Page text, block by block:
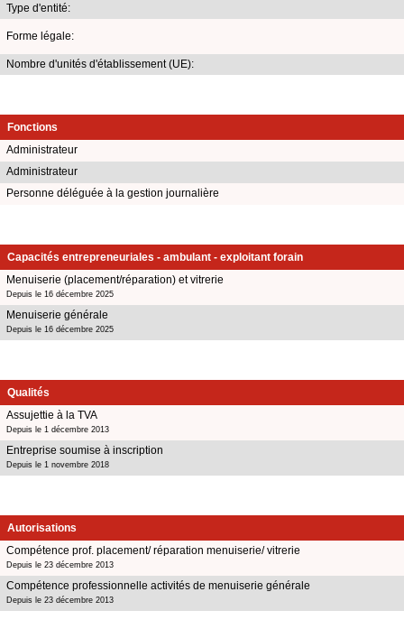
Type d'entité:
Forme légale:
Nombre d'unités d'établissement (UE):
Fonctions
Administrateur
Administrateur
Personne déléguée à la gestion journalière
Capacités entrepreneuriales - ambulant - exploitant forain
Menuiserie (placement/réparation) et vitrerie
Depuis le 16 décembre 2025
Menuiserie générale
Depuis le 16 décembre 2025
Qualités
Assujettie à la TVA
Depuis le 1 décembre 2013
Entreprise soumise à inscription
Depuis le 1 novembre 2018
Autorisations
Compétence prof. placement/ réparation menuiserie/ vitrerie
Depuis le 23 décembre 2013
Compétence professionnelle activités de menuiserie générale
Depuis le 23 décembre 2013